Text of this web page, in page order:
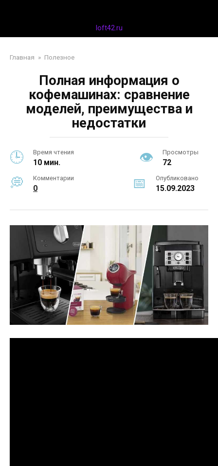
loft42.ru
Главная » Полезное
Полная информация о
кофемашинах: сравнение
моделей, преимущества и
недостатки
Время чтения
10 мин.
Просмотры
72
Комментарии
0
Опубликовано
15.09.2023